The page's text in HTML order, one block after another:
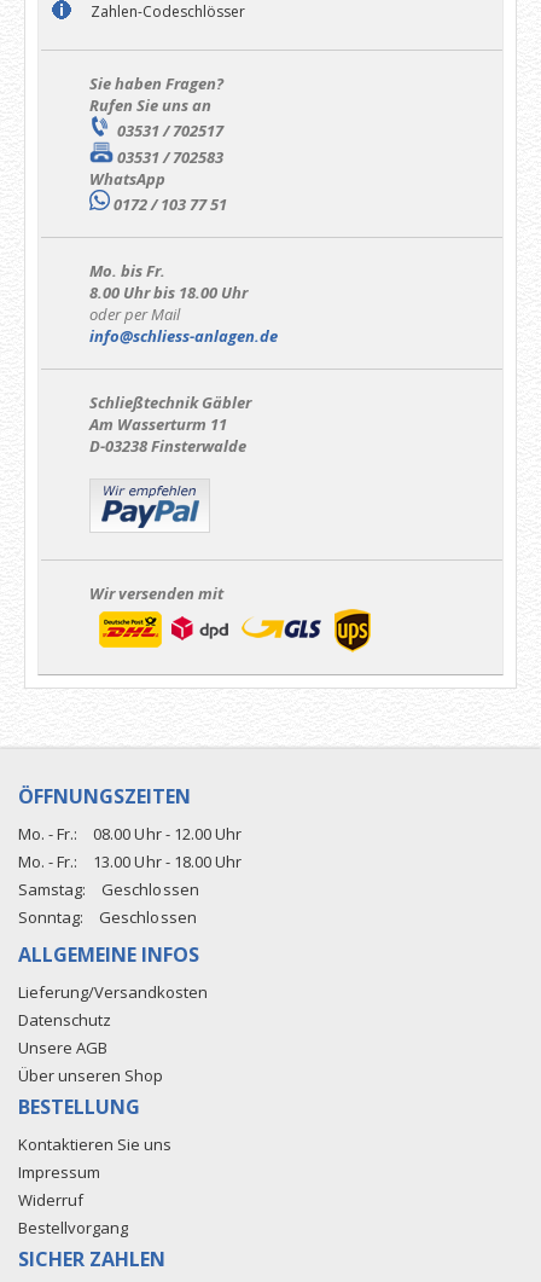
Zahlen-Codeschlösser
Sie haben Fragen?
Rufen Sie uns an
03531 / 702517
03531 / 702583
WhatsApp
0172 / 103 77 51
Mo. bis Fr.
8.00 Uhr bis 18.00 Uhr
oder per Mail
info@schliess-anlagen.de
Schließtechnik Gäbler
Am Wasserturm 11
D-03238 Finsterwalde
Wir versenden mit
ÖFFNUNGSZEITEN
Mo. - Fr.:
08.00 Uhr - 12.00 Uhr
Mo. - Fr.:
13.00 Uhr - 18.00 Uhr
Samstag:
Geschlossen
Sonntag:
Geschlossen
ALLGEMEINE INFOS
Lieferung/Versandkosten
Datenschutz
Unsere AGB
Über unseren Shop
BESTELLUNG
Kontaktieren Sie uns
Impressum
Widerruf
Bestellvorgang
SICHER ZAHLEN